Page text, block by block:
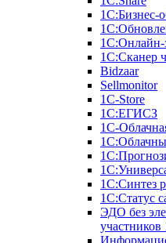
1С:Бизнес-
1С:Онлайн-
1С:Сканер
Bidzaar
Sellmonitor
1C-Store
1С:ЕГИСЗ
1С-
1С:Синтез
1С:Статус
ЭДО без
участников